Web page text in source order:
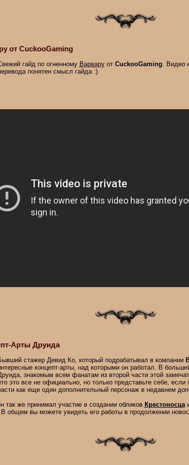
от CuckooGaming
гайд по огненному Варваруот CuckooGaming. Видео
понятен смысл гайда :)
Арты Друида
стажер Девид Ко, который подрабатывал в компании
концепт-арты, над которыми он работал. В
знакомым всем фанатам из второй части этой
это все не официально, но только представьте себе,
как еще один дополнительный персонаж в недавнем
так же принимал участие в создании обликов Крестоносца
общем вы можете увидеть его работы в продолжении